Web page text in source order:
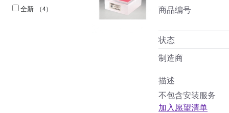
全新 （4） 商品编号
状态
制造商
描述
不包含安装服务
加入愿望清单